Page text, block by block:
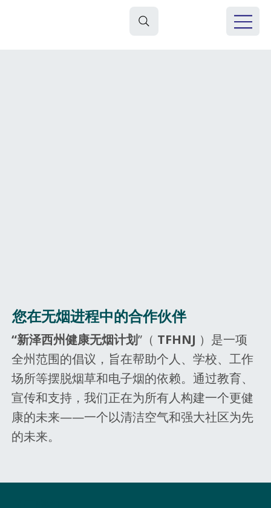
您在无烟进程中的合作伙伴
“新泽西州健康无烟计划”（ TFHNJ ）是一项
全州范围的倡议，旨在帮助个人、学校、工作
场所等摆脱烟草和电子烟的依赖。通过教育、
宣传和支持，我们正在为所有人构建一个更健
康的未来——一个以清洁空气和强大社区为先
的未来。